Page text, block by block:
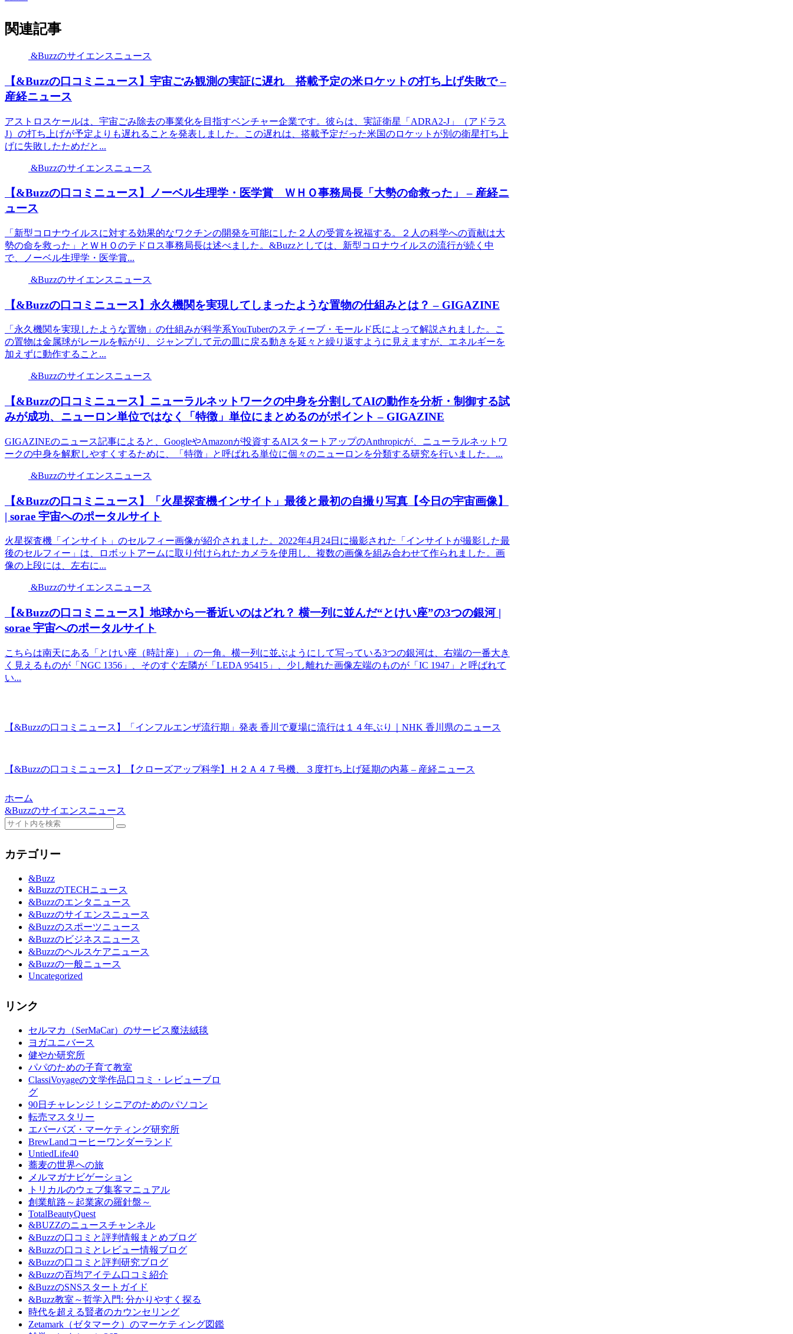
関連記事
&Buzzのサイエンスニュース
【&Buzzの口コミニュース】宇宙ごみ観測の実証に遅れ 搭載予定の米ロケットの打ち上げ失敗で –
産経ニュース
アストロスケールは、宇宙ごみ除去の事業化を目指すベンチャー企業です。彼らは、実証衛星「ADRA2-J」（アドラス
J）の打ち上げが予定よりも遅れることを発表しました。この遅れは、搭載予定だった米国のロケットが別の衛星打ち上
げに失敗したためだと...
&Buzzのサイエンスニュース
【&Buzzの口コミニュース】ノーベル生理学・医学賞 ＷＨＯ事務局長「大勢の命救った」 – 産経ニ
ュース
「新型コロナウイルスに対する効果的なワクチンの開発を可能にした２人の受賞を祝福する。２人の科学への貢献は大
勢の命を救った」とＷＨＯのテドロス事務局長は述べました。&Buzzとしては、新型コロナウイルスの流行が続く中
で、ノーベル生理学・医学賞...
&Buzzのサイエンスニュース
【&Buzzの口コミニュース】永久機関を実現してしまったような置物の仕組みとは？ – GIGAZINE
「永久機関を実現したような置物」の仕組みが科学系YouTuberのスティーブ・モールド氏によって解説されました。こ
の置物は金属球がレールを転がり、ジャンプして元の皿に戻る動きを延々と繰り返すように見えますが、エネルギーを
加えずに動作すること...
&Buzzのサイエンスニュース
【&Buzzの口コミニュース】ニューラルネットワークの中身を分割してAIの動作を分析・制御する試
みが成功、ニューロン単位ではなく「特徴」単位にまとめるのがポイント – GIGAZINE
GIGAZINEのニュース記事によると、GoogleやAmazonが投資するAIスタートアップのAnthropicが、ニューラルネットワ
ークの中身を解釈しやすくするために、「特徴」と呼ばれる単位に個々のニューロンを分類する研究を行いました。...
&Buzzのサイエンスニュース
【&Buzzの口コミニュース】「火星探査機インサイト」最後と最初の自撮り写真【今日の宇宙画像】
| sorae 宇宙へのポータルサイト
火星探査機「インサイト」のセルフィー画像が紹介されました。2022年4月24日に撮影された「インサイトが撮影した最
後のセルフィー」は、ロボットアームに取り付けられたカメラを使用し、複数の画像を組み合わせて作られました。画
像の上段には、左右に...
&Buzzのサイエンスニュース
【&Buzzの口コミニュース】地球から一番近いのはどれ？ 横一列に並んだ“とけい座”の3つの銀河 |
sorae 宇宙へのポータルサイト
こちらは南天にある「とけい座（時計座）」の一角。横一列に並ぶようにして写っている3つの銀河は、右端の一番大き
く見えるものが「NGC 1356」、そのすぐ左隣が「LEDA 95415」、少し離れた画像左端のものが「IC 1947」と呼ばれて
い...
【&Buzzの口コミニュース】「インフルエンザ流行期」発表 香川で夏場に流行は１４年ぶり｜NHK 香川県のニュース
【&Buzzの口コミニュース】【クローズアップ科学】Ｈ２Ａ４７号機、３度打ち上げ延期の内幕 – 産経ニュース
ホーム
&Buzzのサイエンスニュース
カテゴリー
&Buzz
&BuzzのTECHニュース
&Buzzのエンタニュース
&Buzzのサイエンスニュース
&Buzzのスポーツニュース
&Buzzのビジネスニュース
&Buzzのヘルスケアニュース
&Buzzの一般ニュース
Uncategorized
リンク
セルマカ（SerMaCar）のサービス魔法絨毯
ヨガユニバース
健やか研究所
パパのための子育て教室
ClassiVoyageの文学作品口コミ・レビューブロ
グ
90日チャレンジ！シニアのためのパソコン
転売マスタリー
エバーバズ・マーケティング研究所
BrewLandコーヒーワンダーランド
UntiedLife40
蕎麦の世界への旅
メルマガナビゲーション
トリカルのウェブ集客マニュアル
創業航路～起業家の羅針盤～
TotalBeautyQuest
&BUZZのニュースチャンネル
&Buzzの口コミと評判情報まとめブログ
&Buzzの口コミとレビュー情報ブログ
&Buzzの口コミと評判研究ブログ
&Buzzの百均アイテム口コミ紹介
&BuzzのSNSスタートガイド
&Buzz教室～哲学入門: 分かりやすく探る
時代を超える賢者のカウンセリング
Zetamark（ゼタマーク）のマーケティング図鑑